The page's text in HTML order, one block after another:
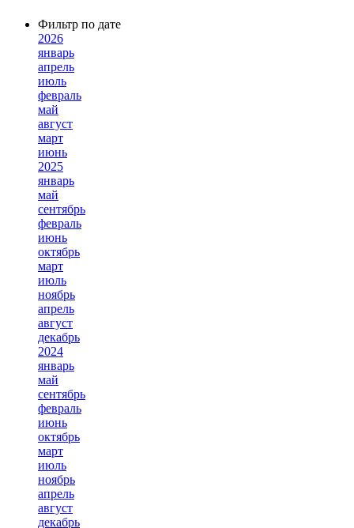
Фильтр по дате
2026
январь
апрель
июль
февраль
май
август
март
июнь
2025
январь
май
сентябрь
февраль
июнь
октябрь
март
июль
ноябрь
апрель
август
декабрь
2024
январь
май
сентябрь
февраль
июнь
октябрь
март
июль
ноябрь
апрель
август
декабрь